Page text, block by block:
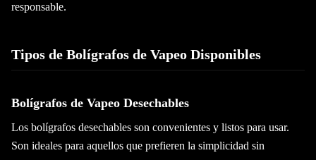
responsable.
Tipos de Bolígrafos de Vapeo Disponibles
Bolígrafos de Vapeo Desechables
Los bolígrafos desechables son convenientes y listos para usar.
Son ideales para aquellos que prefieren la simplicidad sin